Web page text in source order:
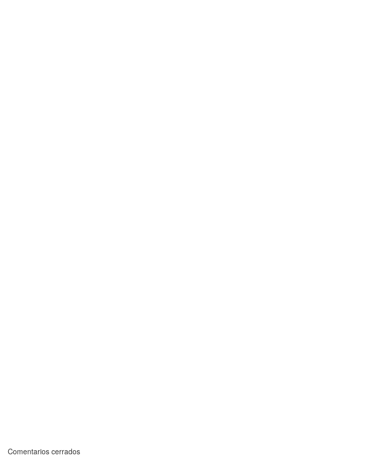
Comentarios cerrados